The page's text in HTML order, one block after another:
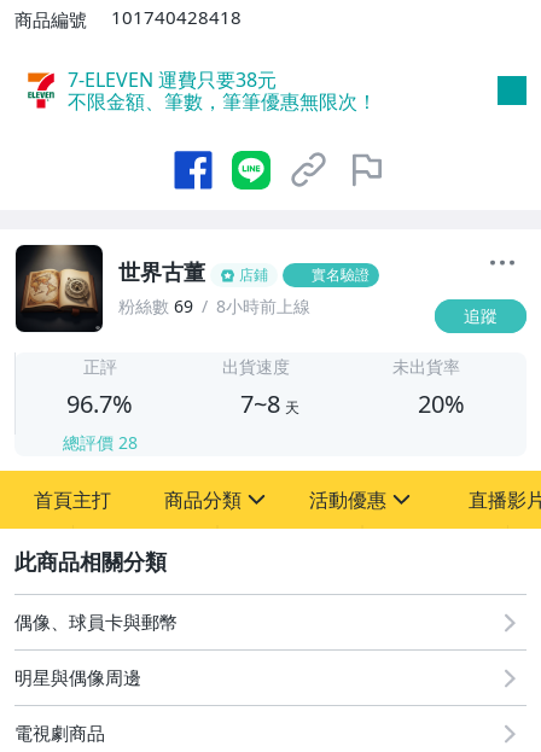
商品編號
101740428418
7-ELEVEN 運費只要38元
不限金額、筆數，筆筆優惠無限次！
世界古董 店鋪 實名驗證
粉絲數 69 8小時前上線 追蹤
正評
96.7%
總評價 28
出貨速度
7~8 天
未出貨率
20%
首頁主打 商品分類
其它
活動優惠
[全店] 粉絲專享
[全店] 周年慶
直播影
偶像、球員卡與郵幣
明星與偶像周邊
電視劇商品